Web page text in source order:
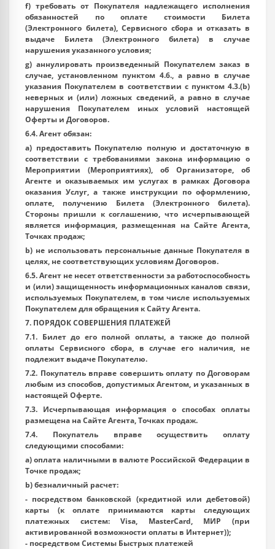
f) требовать от Покупателя надлежащего исполнения
обязанностей по оплате стоимости Билета
(Электронного билета), Сервисного сбора и отказать в
выдаче Билета (Электронного билета) в случае
нарушения указанного условия;
g) аннулировать произведенный Покупателем заказ в
случае, установленном пунктом 4.6., а равно в случае
указания Покупателем в соответствии с пунктом 4.3.(b)
неверных и (или) ложных сведений, а равно в случае
нарушения Покупателем иных условий настоящей
Оферты и Договоров.
6.4. Агент обязан:
a) предоставить Покупателю полную и достаточную в
соответствии с требованиями закона информацию о
Мероприятии (Мероприятиях), об Организаторе, об
Агенте и оказываемых им услугах в рамках Договора
оказания Услуг, а также инструкции по оформлению,
оплате, получению Билета (Электронного билета).
Стороны пришли к соглашению, что исчерпывающей
является информация, размещенная на Сайте Агента,
Точках продаж;
b) не использовать персональные данные Покупателя в
целях, не соответствующих условиям Договоров.
6.5. Агент не несет ответственности за работоспособность
и (или) защищенность информационных каналов связи,
используемых Покупателем, в том числе используемых
Покупателем для обращения к Сайту Агента.
7. ПОРЯДОК СОВЕРШЕНИЯ ПЛАТЕЖЕЙ
7.1. Билет до его полной оплаты, а также до полной
оплаты Сервисного сбора, в случае его наличия, не
подлежит выдаче Покупателю.
7.2. Покупатель вправе совершить оплату по Договорам
любым из способов, допустимых Агентом, и указанных в
настоящей Оферте.
7.3. Исчерпывающая информация о способах оплаты
размещена на Сайте Агента, Точках продаж.
7.4. Покупатель вправе осуществить оплату
следующими способами:
a) оплата наличными в валюте Российской Федерации в
Точке продаж;
b) безналичный расчет:
- посредством банковской (кредитной или дебетовой)
карты (к оплате принимаются карты следующих
платежных систем: Visa, MasterCard, МИР (при
активированной возможности оплаты в Интернет));
- посредством Системы Быстрых платежей